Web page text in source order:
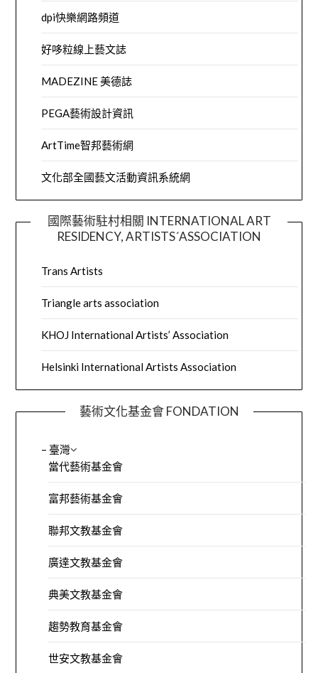
dpi快樂網路頻道
好哆粒線上藝文誌
MADEZINE 美德誌
PEGA藝術設計資訊
ArtTime智邦藝術網
文化部全國藝文活動資訊系統網
國際藝術駐村相關 INTERNATIONAL ART
RESIDENCY, ARTISTS´ASSOCIATION
Trans Artists
Triangle arts association
KHOJ International Artists’ Association
Helsinki International Artists Association
藝術文化基金會 FONDATION
– 臺灣
當代藝術基金會
富邦藝術基金會
聯邦文教基金會
廣達文教基金會
典美文教基金會
趨勢教育基金會
世安文教基金會